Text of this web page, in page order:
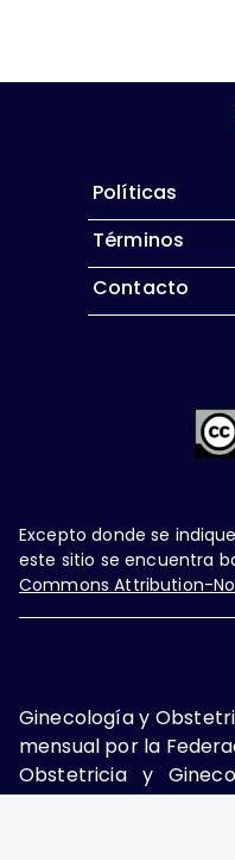
Políticas
Términos
Contacto
Excepto donde se
este sitio se encuentra
Commons Attribution-
Ginecología y
mensual por la
Obstetricia y
Asociación